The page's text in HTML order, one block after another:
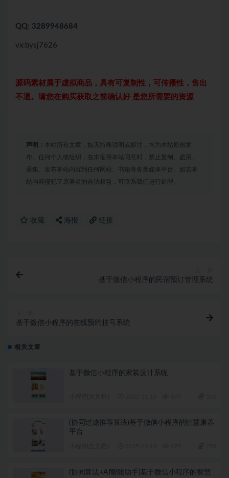
QQ: 3289948684
vx:bysj7626
源码素材属于虚拟商品，具有可复制性，可传播性，售出
不退。请您在购买获取之前确认好 是您所需要的资源
声明： 本站所有文章，如无特殊说明或标注，均为本站原创发
布。任何个人或组织，在未征得本站同意时，禁止复制、盗用、
采集、发布本站内容到任何网站、书籍等各类媒体平台。如若本
站内容侵犯了原著者的合法权益，可联系我们进行处理。
收藏 海报 链接
基于微信小程序的民宿预订管理系统
基于微信小程序的在线预约挂号系统
相关文章
基于微信小程序的家装设计系统
(协同过滤推荐算法)基于微信小程序的智慧康养
平台
(协同算法+AI智能助手)基于微信小程序的智慧